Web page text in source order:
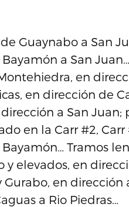
Guaynabo a San
a San
en
en dirección de
a San Juan;
en la Carr #2, Carr
Tramos
elevados, en
en dirección
a Rio Piedras…